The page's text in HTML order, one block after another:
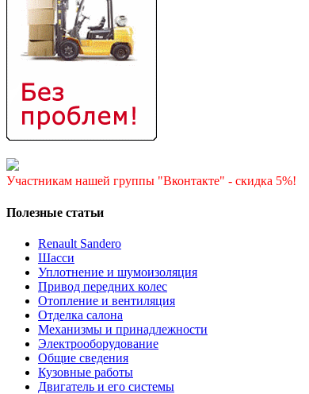
Участникам нашей группы "Вконтакте" - скидка 5%!
Полезные статьи
Renault Sandero
Шасси
Уплотнение и шумоизоляция
Привод передних колес
Отопление и вентиляция
Отделка салона
Механизмы и принадлежности
Электрооборудование
Общие сведения
Кузовные работы
Двигатель и его системы